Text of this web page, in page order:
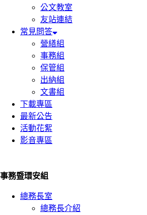
公文教室
友站連結
常見問答
營繕組
事務組
保管組
出納組
文書組
下載專區
最新公告
活動花絮
影音專區
事務暨環安組
總務長室
總務長介紹